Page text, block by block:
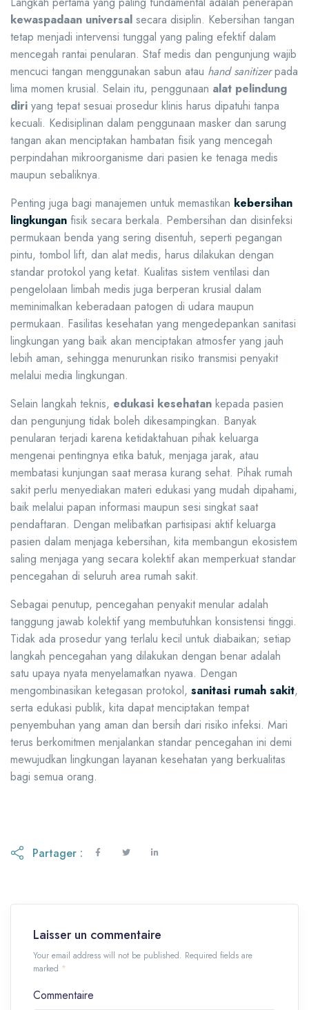
kewaspadaan universal secara disiplin. Kebersihan tangan
tetap menjadi intervensi tunggal yang paling efektif dalam
mencegah rantai penularan. Staf medis dan pengunjung wajib
mencuci tangan menggunakan sabun atau hand sanitizerpada
lima momen krusial. Selain itu, penggunaan alat pelindung
diri yang tepat sesuai prosedur klinis harus dipatuhi tanpa
kecuali. Kedisiplinan dalam penggunaan masker dan sarung
tangan akan menciptakan hambatan fisik yang mencegah
perpindahan mikroorganisme dari pasien ke tenaga medis
maupun sebaliknya.
Penting juga bagi manajemen untuk memastikan kebersihan
lingkungan fisik secara berkala. Pembersihan dan disinfeksi
permukaan benda yang sering disentuh, seperti pegangan
pintu, tombol lift, dan alat medis, harus dilakukan dengan
standar protokol yang ketat. Kualitas sistem ventilasi dan
pengelolaan limbah medis juga berperan krusial dalam
meminimalkan keberadaan patogen di udara maupun
permukaan. Fasilitas kesehatan yang mengedepankan sanitasi
lingkungan yang baik akan menciptakan atmosfer yang jauh
lebih aman, sehingga menurunkan risiko transmisi penyakit
melalui media lingkungan.
Selain langkah teknis, edukasi kesehatan kepada pasien
dan pengunjung tidak boleh dikesampingkan. Banyak
penularan terjadi karena ketidaktahuan pihak keluarga
mengenai pentingnya etika batuk, menjaga jarak, atau
membatasi kunjungan saat merasa kurang sehat. Pihak rumah
sakit perlu menyediakan materi edukasi yang mudah dipahami,
baik melalui papan informasi maupun sesi singkat saat
pendaftaran. Dengan melibatkan partisipasi aktif keluarga
pasien dalam menjaga kebersihan, kita membangun ekosistem
saling menjaga yang secara kolektif akan memperkuat standar
pencegahan di seluruh area rumah sakit.
Sebagai penutup, pencegahan penyakit menular adalah
tanggung jawab kolektif yang membutuhkan konsistensi tinggi.
Tidak ada prosedur yang terlalu kecil untuk diabaikan; setiap
langkah pencegahan yang dilakukan dengan benar adalah
satu upaya nyata menyelamatkan nyawa. Dengan
mengombinasikan ketegasan protokol, sanitasi rumah sakit,
serta edukasi publik, kita dapat menciptakan tempat
penyembuhan yang aman dan bersih dari risiko infeksi. Mari
terus berkomitmen menjalankan standar pencegahan ini demi
mewujudkan lingkungan layanan kesehatan yang berkualitas
bagi semua orang.
Partager :
Laisser un commentaire
Your email address will not be published. Required fields are
marked *
Commentaire